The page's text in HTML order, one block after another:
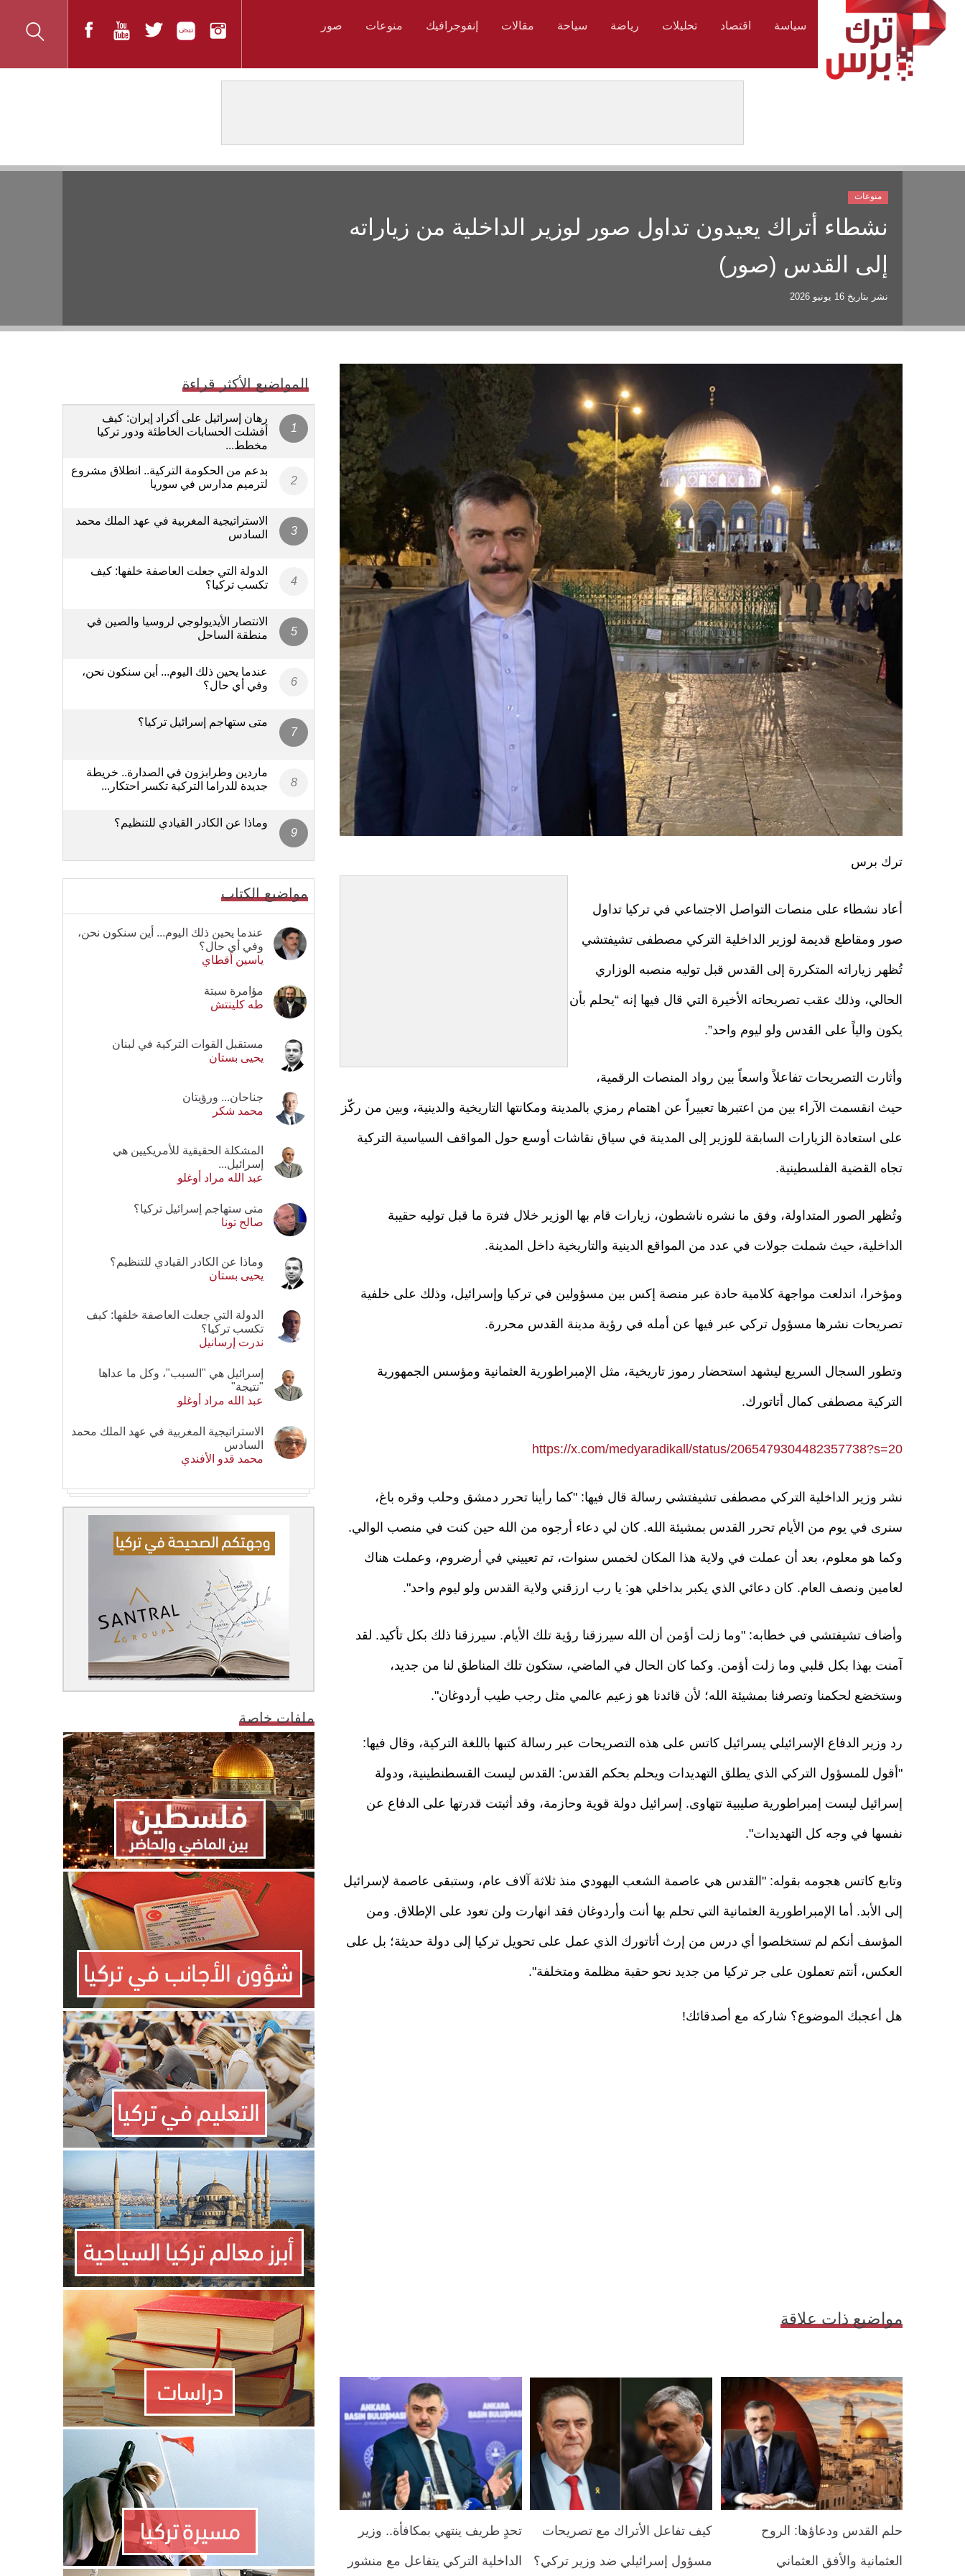
سياسة اقتصاد تحليلات رياضة سياحة مقالات إنفوجرافيك منوعات صور
نشطاء أتراك يعيدون تداول صور لوزير الداخلية من زياراته
إلى القدس (صور)
نشر بتاريخ 16 يونيو 2026
منوعات
ترك برس
أعاد نشطاء على منصات التواصل الاجتماعي في تركيا تداول
صور ومقاطع قديمة لوزير الداخلية التركي مصطفى تشيفتشي
تُظهر زياراته المتكررة إلى القدس قبل توليه منصبه الوزاري
الحالي، وذلك عقب تصريحاته الأخيرة التي قال فيها إنه “يحلم بأن
يكون والياً على القدس ولو ليوم واحد”.
وأثارت التصريحات تفاعلاً واسعاً بين رواد المنصات الرقمية،
حيث انقسمت الآراء بين من اعتبرها تعبيراً عن اهتمام رمزي بالمدينة ومكانتها التاريخية والدينية، وبين من ركّز
على استعادة الزيارات السابقة للوزير إلى المدينة في سياق نقاشات أوسع حول المواقف السياسية التركية
تجاه القضية الفلسطينية.
وتُظهر الصور المتداولة، وفق ما نشره ناشطون، زيارات قام بها الوزير خلال فترة ما قبل توليه حقيبة
الداخلية، حيث شملت جولات في عدد من المواقع الدينية والتاريخية داخل المدينة.
ومؤخرا، اندلعت مواجهة كلامية حادة عبر منصة إكس بين مسؤولين في تركيا وإسرائيل، وذلك على خلفية
تصريحات نشرها مسؤول تركي عبر فيها عن أمله في رؤية مدينة القدس محررة.
وتطور السجال السريع ليشهد استحضار رموز تاريخية، مثل الإمبراطورية العثمانية ومؤسس الجمهورية
التركية مصطفى كمال أتاتورك.
https://x.com/medyaradikall/status/2065479304482357738?s=20
نشر وزير الداخلية التركي مصطفى تشيفتشي رسالة قال فيها: "كما رأينا تحرر دمشق وحلب وقره باغ،
سنرى في يوم من الأيام تحرر القدس بمشيئة الله. كان لي دعاء أرجوه من الله حين كنت في منصب الوالي.
وكما هو معلوم، بعد أن عملت في ولاية هذا المكان لخمس سنوات، تم تعييني في أرضروم، وعملت هناك
لعامين ونصف العام. كان دعائي الذي يكبر بداخلي هو: يا رب ارزقني ولاية القدس ولو ليوم واحد".
وأضاف تشيفتشي في خطابه: "وما زلت أؤمن أن الله سيرزقنا رؤية تلك الأيام. سيرزقنا ذلك بكل تأكيد. لقد
آمنت بهذا بكل قلبي وما زلت أؤمن. وكما كان الحال في الماضي، ستكون تلك المناطق لنا من جديد،
وستخضع لحكمنا وتصرفنا بمشيئة الله؛ لأن قائدنا هو زعيم عالمي مثل رجب طيب أردوغان".
رد وزير الدفاع الإسرائيلي يسرائيل كاتس على هذه التصريحات عبر رسالة كتبها باللغة التركية، وقال فيها:
"أقول للمسؤول التركي الذي يطلق التهديدات ويحلم بحكم القدس: القدس ليست القسطنطينية، ودولة
إسرائيل ليست إمبراطورية صليبية تتهاوى. إسرائيل دولة قوية وحازمة، وقد أثبتت قدرتها على الدفاع عن
نفسها في وجه كل التهديدات".
وتابع كاتس هجومه بقوله: "القدس هي عاصمة الشعب اليهودي منذ ثلاثة آلاف عام، وستبقى عاصمة لإسرائيل
إلى الأبد. أما الإمبراطورية العثمانية التي تحلم بها أنت وأردوغان فقد انهارت ولن تعود على الإطلاق. ومن
المؤسف أنكم لم تستخلصوا أي درس من إرث أتاتورك الذي عمل على تحويل تركيا إلى دولة حديثة؛ بل على
العكس، أنتم تعملون على جر تركيا من جديد نحو حقبة مظلمة ومتخلفة".
هل أعجبك الموضوع؟ شاركه مع أصدقائك!
مواضيع ذات علاقة
حلم القدس ودعاؤها: الروح
العثمانية والأفق العثماني
كيف تفاعل الأتراك مع تصريحات
مسؤول إسرائيلي ضد وزير تركي؟
تحدٍ طريف ينتهي بمكافأة.. وزير
الداخلية التركي يتفاعل مع منشور
المواضيع الأكثر قراءة
رهان إسرائيل على أكراد إيران: كيف
أفشلت الحسابات الخاطئة ودور تركيا
مخطط...
بدعم من الحكومة التركية.. انطلاق مشروع
لترميم مدارس في سوريا
الاستراتيجية المغربية في عهد الملك محمد
السادس
الدولة التي جعلت العاصفة خلفها: كيف
تكسب تركيا؟
الانتصار الأيديولوجي لروسيا والصين في
منطقة الساحل
عندما يحين ذلك اليوم... أين سنكون نحن،
وفي أي حال؟
متى ستهاجم إسرائيل تركيا؟
ماردين وطرابزون في الصدارة.. خريطة
جديدة للدراما التركية تكسر احتكار...
وماذا عن الكادر القيادي للتنظيم؟
مواضيع الكتاب
عندما يحين ذلك اليوم... أين سنكون نحن،
وفي أي حال؟
ياسين أقطاي
مؤامرة سبتة
طه كلينتش
مستقبل القوات التركية في لبنان
يحيى بستان
جناحان... ورؤيتان
محمد شكر
المشكلة الحقيقية للأمريكيين هي
إسرائيل...
عبد الله مراد أوغلو
متى ستهاجم إسرائيل تركيا؟
صالح تونا
وماذا عن الكادر القيادي للتنظيم؟
يحيى بستان
الدولة التي جعلت العاصفة خلفها: كيف
تكسب تركيا؟
ندرت إرسانيل
إسرائيل هي "السبب"، وكل ما عداها
"نتيجة"
عبد الله مراد أوغلو
الاستراتيجية المغربية في عهد الملك محمد
السادس
محمد قدو الأفندي
ملفات خاصة